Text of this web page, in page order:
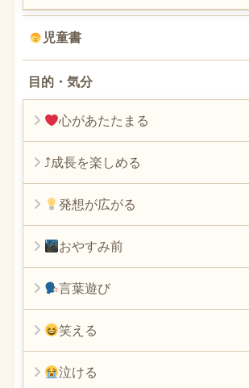
児童書
目的・気分
心があたたまる
⤴︎成長を楽しめる
発想が広がる
おやすみ前
言葉遊び
笑える
泣ける